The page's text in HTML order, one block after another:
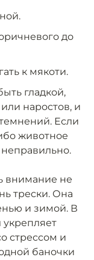
до
к мякоти.
гладкой,
наростов, и
Если
животное
внимание не
трески. Она
и зимой. В
укрепляет
стрессом и
баночки